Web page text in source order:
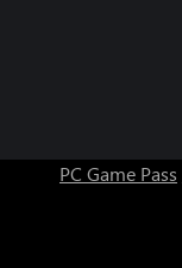
PC Game Pass